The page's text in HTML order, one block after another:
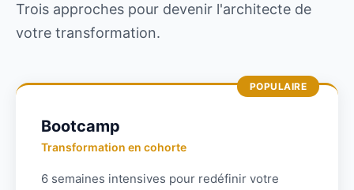
Trois approches pour devenir l'architecte de
votre transformation.
POPULAIRE
Bootcamp
Transformation en cohorte
6 semaines intensives pour redéfinir votre